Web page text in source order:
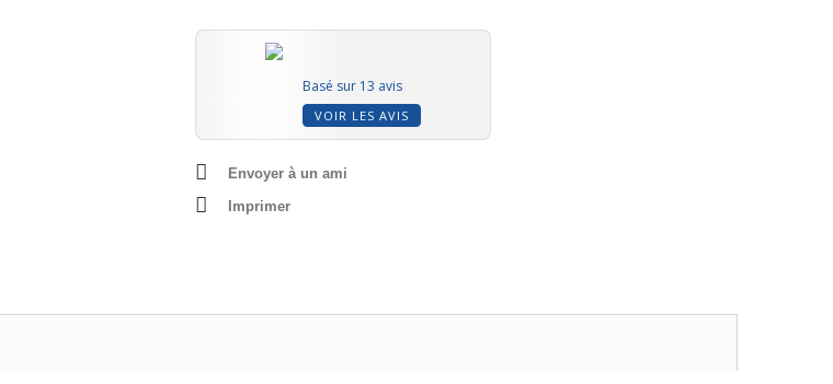
Basé sur 13 avis
VOIR LES AVIS
Envoyer à un ami
Imprimer